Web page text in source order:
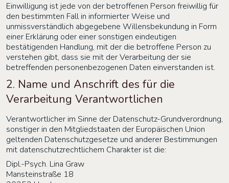
Einwilligung ist jede von der betroffenen Person freiwillig für
den bestimmten Fall in informierter Weise und
unmissverständlich abgegebene Willensbekundung in Form
einer Erklärung oder einer sonstigen eindeutigen
bestätigenden Handlung, mit der die betroffene Person zu
verstehen gibt, dass sie mit der Verarbeitung der sie
betreffenden personenbezogenen Daten einverstanden ist.
2. Name und Anschrift des für die
Verarbeitung Verantwortlichen
Verantwortlicher im Sinne der Datenschutz-Grundverordnung,
sonstiger in den Mitgliedstaaten der Europäischen Union
geltenden Datenschutzgesetze und anderer Bestimmungen
mit datenschutzrechtlichem Charakter ist die:
Dipl.-Psych. Lina Graw
Mansteinstraße 18